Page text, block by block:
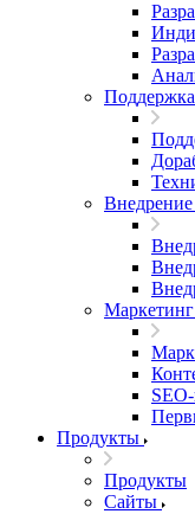
Поддержка
Маркетинг
Продукты
Продукты
Сайты